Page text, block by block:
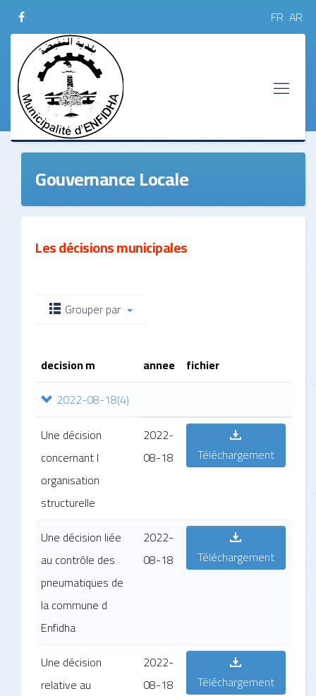
FR AR
Gouvernance Locale
Les décisions municipales
Grouper par
decision m annee fichier
2022-08-18(4)
Une décision
concernant l
organisation
structurelle
2022-
08-18
Téléchargement
Une décision liée
au contrôle des
pneumatiques de
la commune d
Enfidha
2022-
08-18
Téléchargement
Une décision
relative au
2022-
08-18
Téléchargement